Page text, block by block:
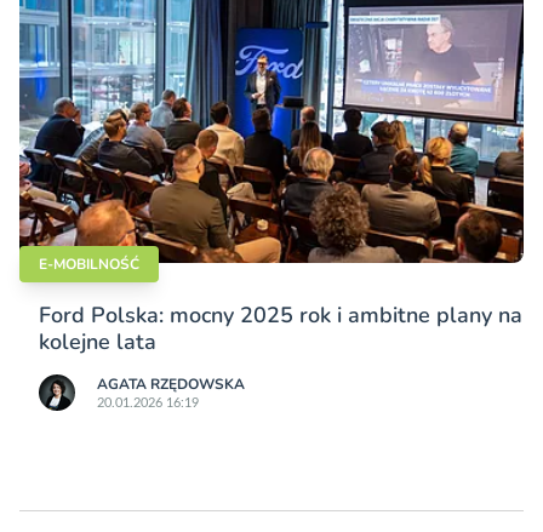
E-MOBILNOŚĆ
Ford Polska: mocny 2025 rok i ambitne plany na
kolejne lata
AGATA RZĘDOWSKA
20.01.2026 16:19